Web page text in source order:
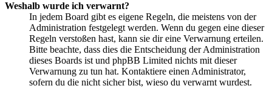
Weshalb wurde ich verwarnt?
In jedem Board gibt es eigene Regeln, die meistens von der
Administration festgelegt werden. Wenn du gegen eine dieser
Regeln verstoßen hast, kann sie dir eine Verwarnung erteilen.
Bitte beachte, dass dies die Entscheidung der Administration
dieses Boards ist und phpBB Limited nichts mit dieser
Verwarnung zu tun hat. Kontaktiere einen Administrator,
sofern du die nicht sicher bist, wieso du verwarnt wurdest.